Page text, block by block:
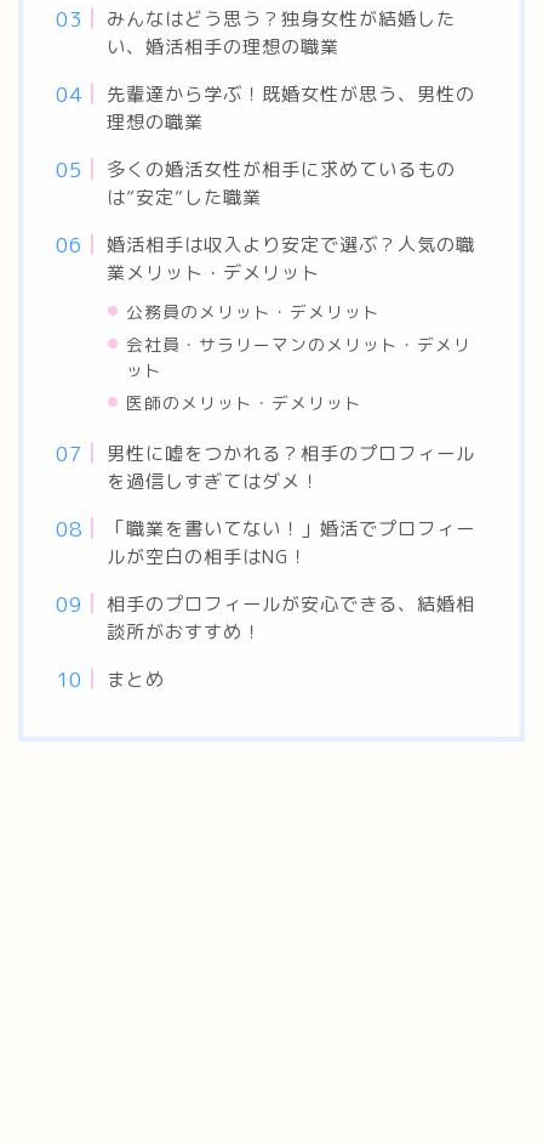
みんなはどう思う？独身女性が結婚した
い、婚活相手の理想の職業
先輩達から学ぶ！既婚女性が思う、男性の
理想の職業
多くの婚活女性が相手に求めているもの
は”安定”した職業
婚活相手は収入より安定で選ぶ？人気の職
業メリット・デメリット
公務員のメリット・デメリット
会社員・サラリーマンのメリット・デメリ
ット
医師のメリット・デメリット
男性に嘘をつかれる？相手のプロフィール
を過信しすぎてはダメ！
「職業を書いてない！」婚活でプロフィー
ルが空白の相手はNG！
相手のプロフィールが安心できる、結婚相
談所がおすすめ！
まとめ